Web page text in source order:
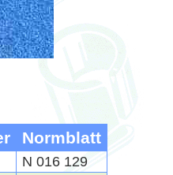
Normblatt
N 016 129